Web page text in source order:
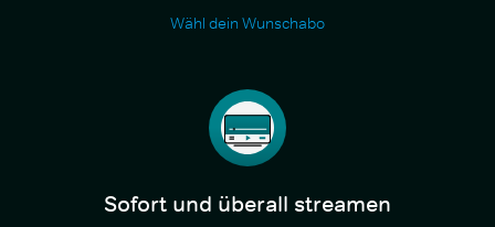
Wähl dein Wunschabo
Sofort und überall streamen